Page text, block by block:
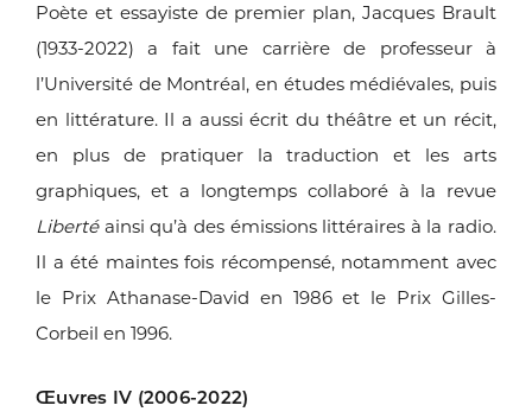
Poète et essayiste de premier plan, Jacques Brault
(1933-2022)a fait une carrière de professeur à
l’Université de Montréal, en études médiévales, puis
en littérature. Il a aussi écrit du théâtre et un récit,
en plus de pratiquer la traduction et les arts
graphiques, et a longtemps collaboré à la revue
Libertéainsi qu’à des émissions littéraires à la radio.
Il a été maintes fois récompensé, notamment avec
le Prix Athanase-David en 1986 et le Prix Gilles-
Corbeil en 1996.
Œuvres IV (2006-2022)